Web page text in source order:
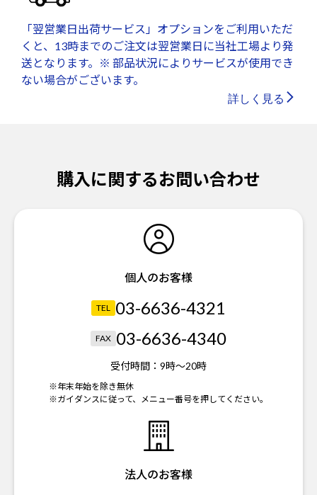
「翌営業日出荷サービス」オプションをご利用いただ
くと、13時までのご注文は翌営業日に当社工場より発
送となります。※ 部品状況によりサービスが使用でき
ない場合がございます。
詳しく見る
購入に関するお問い合わせ
個人のお客様
TEL 03-6636-4321
FAX 03-6636-4340
受付時間： 9時～20時
※年末年始を除き無休
※ガイダンスに従って、メニュー番号を押してください。
法人のお客様